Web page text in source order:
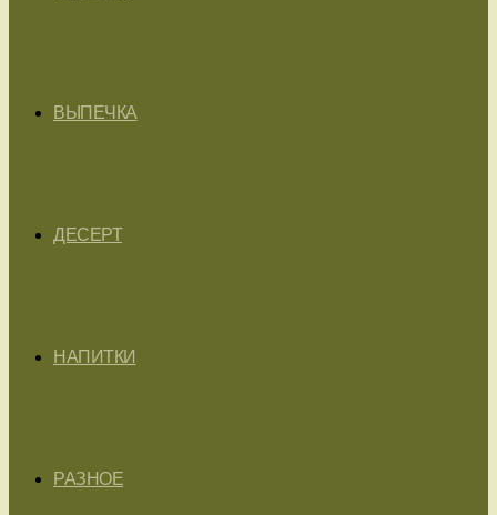
ВЫПЕЧКА
ДЕСЕРТ
НАПИТКИ
РАЗНОЕ